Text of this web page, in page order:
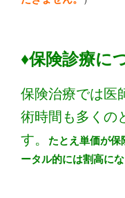
♦保険診療に
保険治療では医
術時間も多くの
す。
たとえ単価が保
ータル的には割高にな